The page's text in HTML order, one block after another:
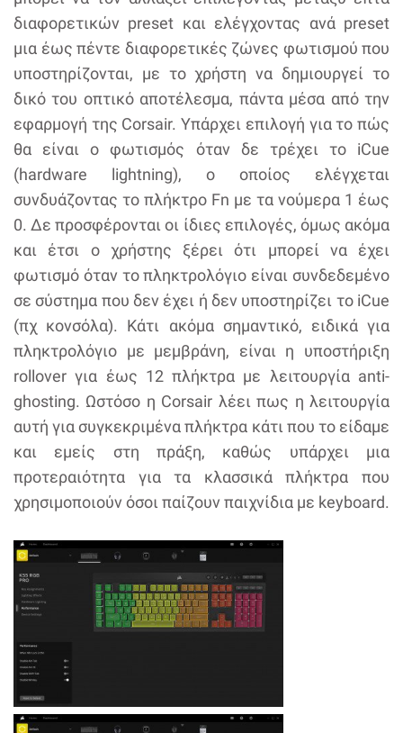
διαφορετικών preset και ελέγχοντας ανά preset
μια έως πέντε διαφορετικές ζώνες φωτισμού που
υποστηρίζονται, με το χρήστη να δημιουργεί το
δικό του οπτικό αποτέλεσμα, πάντα μέσα από την
εφαρμογή της Corsair. Υπάρχει επιλογή για το πώς
θα είναι ο φωτισμός όταν δε τρέχει το iCue
(hardware lightning), ο οποίος ελέγχεται
συνδυάζοντας το πλήκτρο Fn με τα νούμερα 1 έως
0. Δε προσφέρονται οι ίδιες επιλογές, όμως ακόμα
και έτσι ο χρήστης ξέρει ότι μπορεί να έχει
φωτισμό όταν το πληκτρολόγιο είναι συνδεδεμένο
σε σύστημα που δεν έχει ή δεν υποστηρίζει το iCue
(πχ κονσόλα). Κάτι ακόμα σημαντικό, ειδικά για
πληκτρολόγιο με μεμβράνη, είναι η υποστήριξη
rollover για έως 12 πλήκτρα με λειτουργία anti-
ghosting. Ωστόσο η Corsair λέει πως η λειτουργία
αυτή για συγκεκριμένα πλήκτρα κάτι που το είδαμε
και εμείς στη πράξη, καθώς υπάρχει μια
προτεραιότητα για τα κλασσικά πλήκτρα που
χρησιμοποιούν όσοι παίζουν παιχνίδια με keyboard.